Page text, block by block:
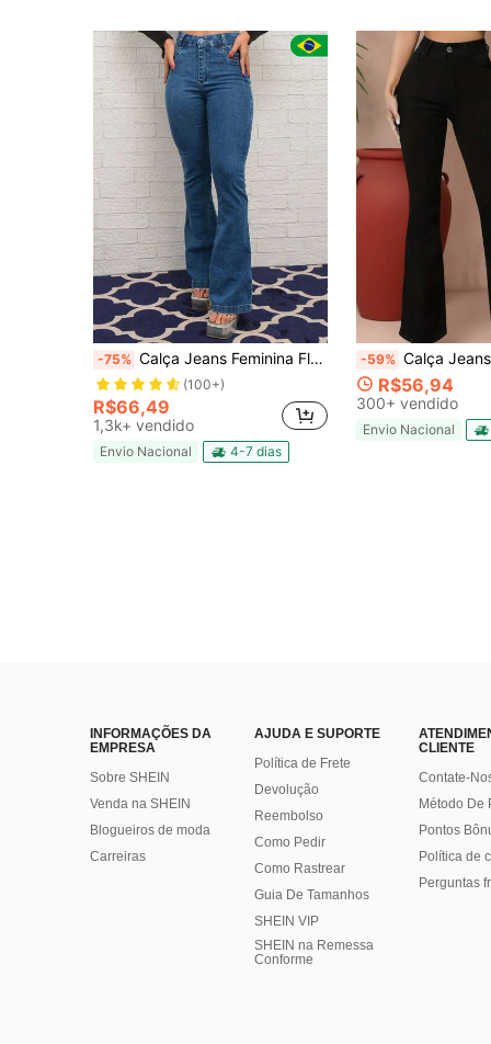
-75% Calça Jeans Feminina Flare Boca De Sino C/ Elastano Premium
(100+)
R$66,49
1,3k+ vendido
Envio Nacional 4-7 dias
-59% Calça Jeans Flare Preto Feminina Cintura Alta com
R$56,94
300+ vendido
Envio Nacional
INFORMAÇÕES DA
EMPRESA
Sobre SHEIN
Venda na SHEIN
Blogueiros de moda
Carreiras
AJUDA E SUPORTE
Política de Frete
Devolução
Reembolso
Como Pedir
Como Rastrear
Guia De Tamanhos
SHEIN VIP
SHEIN na Remessa
Conforme
CLIENTE
Contate-
Método De
Pontos
Política de
Perguntas